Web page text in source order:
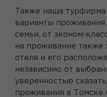
Также наша
варианты
семьи, от эконом-
на проживание также
отеля и его
независимо от
уверенностью
проживания в Томске